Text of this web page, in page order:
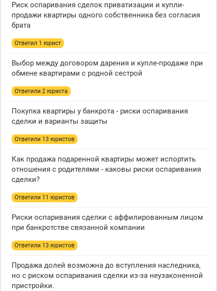
Риск оспаривания сделок приватизации и купли-
продажи квартиры одного собственника без согласия
брата
Ответил 1 юрист
Выбор между договором дарения и купле-продаже при
обмене квартирами с родной сестрой
Ответили 2 юристa
Покупка квартиры у банкрота - риски оспаривания
сделки и варианты защиты
Ответили 13 юристов
Как продажа подаренной квартиры может испортить
отношения с родителями - каковы риски оспаривания
сделки?
Ответили 11 юристов
Риски оспаривания сделки с аффилированным лицом
при банкротстве связанной компании
Ответили 13 юристов
Продажа долей возможна до вступления наследника,
но с риском оспаривания сделки из-за неузаконенной
пристройки.